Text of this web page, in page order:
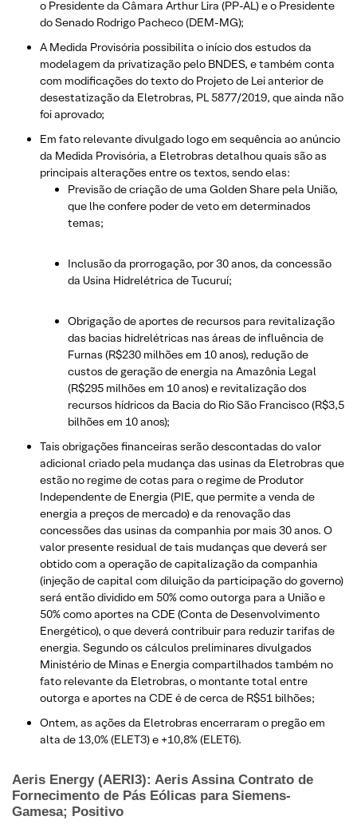
o Presidente da Câmara Arthur Lira (PP-AL) e o Presidente
do Senado Rodrigo Pacheco (DEM-MG);
A Medida Provisória possibilita o início dos estudos da
modelagem da privatização pelo BNDES, e também conta
com modificações do texto do Projeto de Lei anterior de
desestatização da Eletrobras, PL 5877/2019, que ainda não
foi aprovado;
Em fato relevante divulgado logo em sequência ao anúncio
da Medida Provisória, a Eletrobras detalhou quais são as
principais alterações entre os textos, sendo elas:
Previsão de criação de uma Golden Share pela União,
que lhe confere poder de veto em determinados
temas;
Inclusão da prorrogação, por 30 anos, da concessão
da Usina Hidrelétrica de Tucuruí;
Obrigação de aportes de recursos para revitalização
das bacias hidrelétricas nas áreas de influência de
Furnas (R$230 milhões em 10 anos), redução de
custos de geração de energia na Amazônia Legal
(R$295 milhões em 10 anos) e revitalização dos
recursos hídricos da Bacia do Rio São Francisco (R$3,5
bilhões em 10 anos);
Tais obrigações financeiras serão descontadas do valor
adicional criado pela mudança das usinas da Eletrobras que
estão no regime de cotas para o regime de Produtor
Independente de Energia (PIE, que permite a venda de
energia a preços de mercado) e da renovação das
concessões das usinas da companhia por mais 30 anos. O
valor presente residual de tais mudanças que deverá ser
obtido com a operação de capitalização da companhia
(injeção de capital com diluição da participação do governo)
será então dividido em 50% como outorga para a União e
50% como aportes na CDE (Conta de Desenvolvimento
Energético), o que deverá contribuir para reduzir tarifas de
energia. Segundo os cálculos preliminares divulgados
Ministério de Minas e Energia compartilhados também no
fato relevante da Eletrobras, o montante total entre
outorga e aportes na CDE é de cerca de R$51 bilhões;
Ontem, as ações da Eletrobras encerraram o pregão em
alta de 13,0% (ELET3) e +10,8% (ELET6).
Aeris Energy (AERI3): Aeris Assina Contrato de
Fornecimento de Pás Eólicas para Siemens-
Gamesa; Positivo